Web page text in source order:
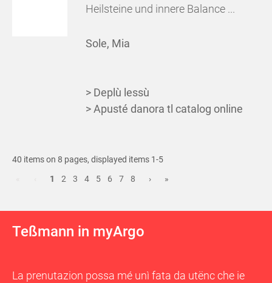
Heilsteine und innere Balance ...
Sole, Mia
> Deplù lessù
> Apusté danora tl catalog online
40 items on 8 pages, displayed items 1-5
1 2 3 4 5 6 7 8 › »
Teßmann in myArgo
La prenutazion possa mé unì fata da utënc che ie